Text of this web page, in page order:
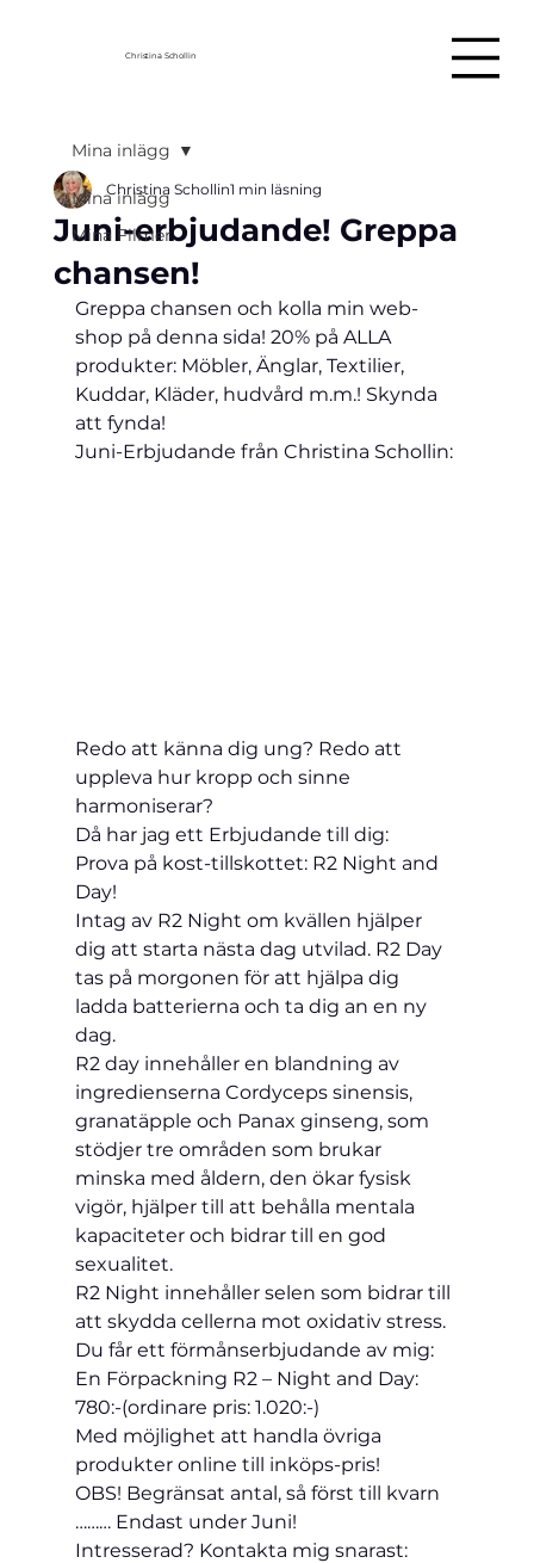
Christina Schollin
Mina inlägg
Mina Filmer
Mina inlägg
Juni-erbjudande! Greppa
chansen!
Christina Schollin1 min läsning
Greppa chansen och kolla min web-
shop på denna sida! 20% på ALLA
produkter: Möbler, Änglar, Textilier,
Kuddar, Kläder, hudvård m.m.! Skynda
att fynda!
Juni-Erbjudande från Christina Schollin:
Redo att känna dig ung? Redo att
uppleva hur kropp och sinne
harmoniserar?
Då har jag ett Erbjudande till dig:
Prova på kost-tillskottet: R2 Night and
Day!
Intag av R2 Night om kvällen hjälper
dig att starta nästa dag utvilad. R2 Day
tas på morgonen för att hjälpa dig
ladda batterierna och ta dig an en ny
dag.
R2 day innehåller en blandning av
ingredienserna Cordyceps sinensis,
granatäpple och Panax ginseng, som
stödjer tre områden som brukar
minska med åldern, den ökar fysisk
vigör, hjälper till att behålla mentala
kapaciteter och bidrar till en god
sexualitet.
R2 Night innehåller selen som bidrar till
att skydda cellerna mot oxidativ stress.
Du får ett förmånserbjudande av mig:
En Förpackning R2 – Night and Day:
780:-(ordinare pris: 1.020:-)
Med möjlighet att handla övriga
produkter online till inköps-pris!
OBS! Begränsat antal, så först till kvarn
……… Endast under Juni!
Intresserad? Kontakta mig snarast: